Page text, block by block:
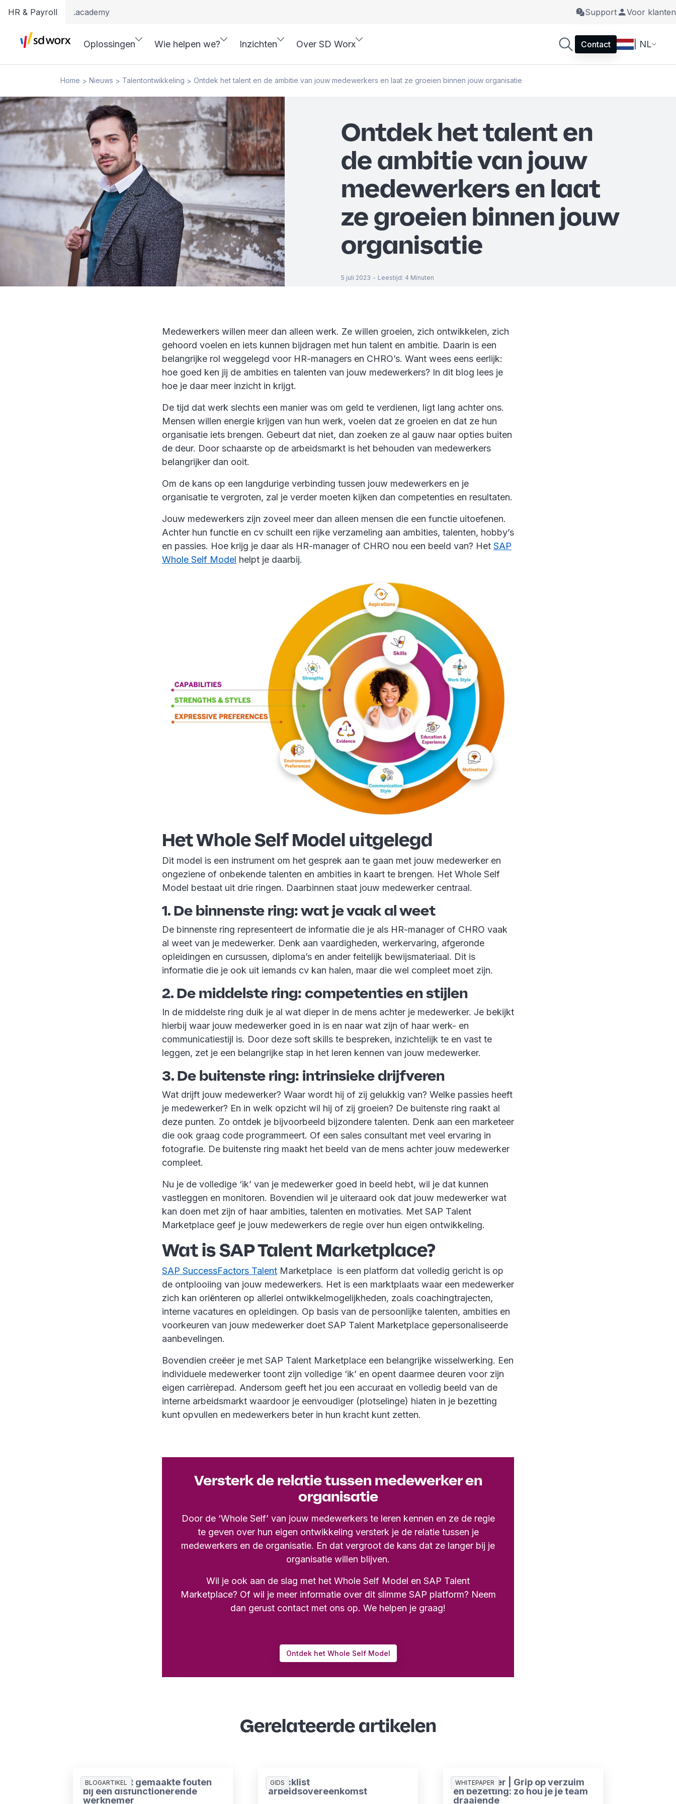
HR & Payroll .academy Support Voor klanten
Oplossingen Wie helpen we? Inzichten Over SD Worx Contact | NL
Home > Nieuws > Talentontwikkeling > Ontdek het talent en de ambitie van jouw medewerkers en laat ze groeien binnen jouw organisatie
Ontdek het talent en
de ambitie van jouw
medewerkers en laat
ze groeien binnen jouw
organisatie
5 juli 2023 - Leestijd: 4 Minuten
Medewerkers willen meer dan alleen werk. Ze willen groeien, zich ontwikkelen, zich
gehoord voelen en iets kunnen bijdragen met hun talent en ambitie. Daarin is een
belangrijke rol weggelegd voor HR-managers en CHRO’s. Want wees eens eerlijk:
hoe goed ken jij de ambities en talenten van jouw medewerkers? In dit blog lees je
hoe je daar meer inzicht in krijgt.
De tijd dat werk slechts een manier was om geld te verdienen, ligt lang achter ons.
Mensen willen energie krijgen van hun werk, voelen dat ze groeien en dat ze hun
organisatie iets brengen. Gebeurt dat niet, dan zoeken ze al gauw naar opties buiten
de deur. Door schaarste op de arbeidsmarkt is het behouden van medewerkers
belangrijker dan ooit.
Om de kans op een langdurige verbinding tussen jouw medewerkers en je
organisatie te vergroten, zal je verder moeten kijken dan competenties en resultaten.
Jouw medewerkers zijn zoveel meer dan alleen mensen die een functie uitoefenen.
Achter hun functie en cv schuilt een rijke verzameling aan ambities, talenten, hobby’s
en passies. Hoe krijg je daar als HR-manager of CHRO nou een beeld van? Het SAP
Whole Self Model helpt je daarbij.
Het Whole Self Model uitgelegd
Dit model is een instrument om het gesprek aan te gaan met jouw medewerker en
ongeziene of onbekende talenten en ambities in kaart te brengen. Het Whole Self
Model bestaat uit drie ringen. Daarbinnen staat jouw medewerker centraal.
1.De binnenste ring: wat je vaak al weet
De binnenste ring representeert de informatie die je als HR-manager of CHRO vaak
al weet van je medewerker. Denk aan vaardigheden, werkervaring, afgeronde
opleidingen en cursussen, diploma’s en ander feitelijk bewijsmateriaal. Dit is
informatie die je ook uit iemands cv kan halen, maar die wel compleet moet zijn.
2.De middelste ring: competenties en stijlen
In de middelste ring duik je al wat dieper in de mens achter je medewerker. Je bekijkt
hierbij waar jouw medewerker goed in is en naar wat zijn of haar werk- en
communicatiestijl is. Door deze soft skills te bespreken, inzichtelijk te en vast te
leggen, zet je een belangrijke stap in het leren kennen van jouw medewerker.
3.De buitenste ring: intrinsieke drijfveren
Wat drijft jouw medewerker? Waar wordt hij of zij gelukkig van? Welke passies heeft
je medewerker? En in welk opzicht wil hij of zij groeien? De buitenste ring raakt al
deze punten. Zo ontdek je bijvoorbeeld bijzondere talenten. Denk aan een marketeer
die ook graag code programmeert. Of een sales consultant met veel ervaring in
fotografie. De buitenste ring maakt het beeld van de mens achter jouw medewerker
compleet.
Nu je de volledige ‘ik’ van je medewerker goed in beeld hebt, wil je dat kunnen
vastleggen en monitoren. Bovendien wil je uiteraard ook dat jouw medewerker wat
kan doen met zijn of haar ambities, talenten en motivaties. Met SAP Talent
Marketplace geef je jouw medewerkers de regie over hun eigen ontwikkeling.
Wat is SAP Talent Marketplace?
SAP SuccessFactors Talent Marketplace is een platform dat volledig gericht is op
de ontplooiing van jouw medewerkers. Het is een marktplaats waar een medewerker
zich kan oriënteren op allerlei ontwikkelmogelijkheden, zoals coachingtrajecten,
interne vacatures en opleidingen. Op basis van de persoonlijke talenten, ambities en
voorkeuren van jouw medewerker doet SAP Talent Marketplace gepersonaliseerde
aanbevelingen.
Bovendien creëer je met SAP Talent Marketplace een belangrijke wisselwerking. Een
individuele medewerker toont zijn volledige ‘ik’ en opent daarmee deuren voor zijn
eigen carrièrepad. Andersom geeft het jou een accuraat en volledig beeld van de
interne arbeidsmarkt waardoor je eenvoudiger (plotselinge) hiaten in je bezetting
kunt opvullen en medewerkers beter in hun kracht kunt zetten.
Versterk de relatie tussen medewerker en
organisatie
Door de ‘Whole Self’ van jouw medewerkers te leren kennen en ze de regie
te geven over hun eigen ontwikkeling versterk je de relatie tussen je
medewerkers en de organisatie. En dat vergroot de kans dat ze langer bij je
organisatie willen blijven.
Wil je ook aan de slag met het Whole Self Model en SAP Talent
Marketplace? Of wil je meer informatie over dit slimme SAP platform? Neem
dan gerust contact met ons op. We helpen je graag!
Ontdek het Whole Self Model
Gerelateerde artikelen
BLOGARTIKEL
De 3 meest gemaakte fouten
bij een disfunctionerende
werknemer
GIDS
Checklist
arbeidsovereenkomst
WHITEPAPER
Whitepaper | Grip op verzuim
en bezetting: zo hou je je team
draaiende